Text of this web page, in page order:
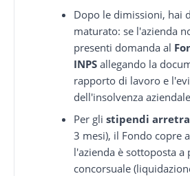
Dopo le dimissioni, hai
maturato: se l'azienda
presenti domanda al
INPS allegando la
rapporto di lavoro e
dell'insolvenza aziendale
Per glistipendi
3 mesi), il Fondo copre
l'azienda è sottoposta a
concorsuale